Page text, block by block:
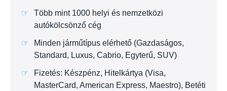
Több mint 1000 helyi és nemzetközi
autókölcsönző cég
Minden járműtípus elérhető (Gazdaságos,
Standard, Luxus, Cabrio, Egyterű, SUV)
Fizetés: Készpénz, Hitelkártya (Visa,
MasterCard, American Express, Maestro), Betéti